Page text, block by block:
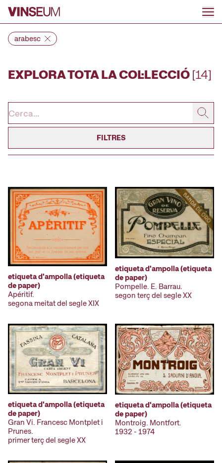
Anar al contingut
arabesc
EXPLORA TOTA LA COL·LECCIÓ[14]
FILTRES
etiqueta d'ampolla (etiqueta
de paper)
Apéritif.
segona meitat del segle XIX
etiqueta d'ampolla (etiqueta
de paper)
Pompelle. E. Barrau.
segon terç del segle XX
etiqueta d'ampolla (etiqueta
de paper)
Gran Vi. Francesc Montplet i
Prunes.
primer terç del segle XX
etiqueta d'ampolla (etiqueta
de paper)
Montroig. Montfort.
1932 - 1974